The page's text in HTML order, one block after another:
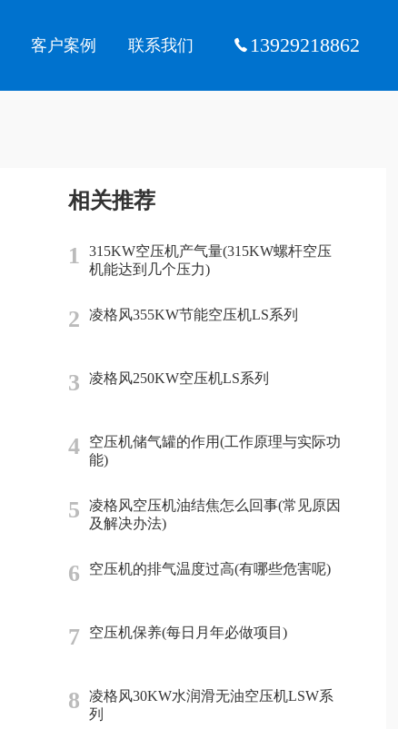
客户案例 联系我们 13929218862
相关推荐
1
315KW空压机产气量(315KW螺杆空压
机能达到几个压力)
2 凌格风355KW节能空压机LS系列
3 凌格风250KW空压机LS系列
4
空压机储气罐的作用(工作原理与实际功
能)
5
凌格风空压机油结焦怎么回事(常见原因
及解决办法)
6 空压机的排气温度过高(有哪些危害呢)
7 空压机保养(每日月年必做项目)
8
凌格风30KW水润滑无油空压机LSW系
列